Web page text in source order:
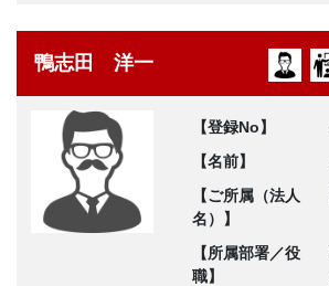
鴨志田 洋一
【登録No】
【名前】
【ご所属（法人
名）】
【所属部署／役
職】